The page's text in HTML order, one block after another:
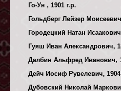
Го-Ун , 1901 г.р.
Гольдберг Лейзер
Городецкий Натан
Гуяш Иван Александрович,
Далбин Альфред Иванович,
Дейч Иосиф Рувелевич, 1904
Дубовский Николай